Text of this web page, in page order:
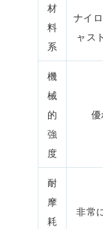
材
料
系
ナイ
ャス
機
械
的
強
度
耐
摩
耗
非常